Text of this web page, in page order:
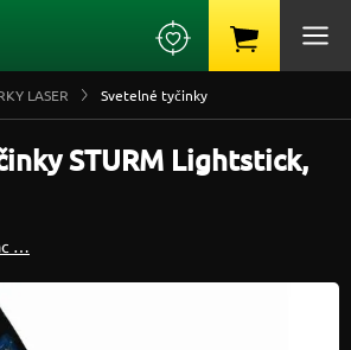
LASER Svetelné tyčinky
STURM Lightstick,
…